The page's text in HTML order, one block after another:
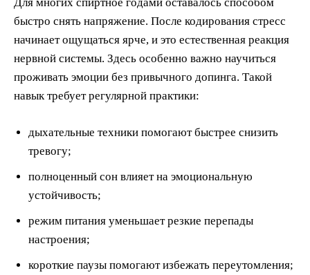
быстро снять напряжение. После кодирования стресс
начинает ощущаться ярче, и это естественная реакция
нервной системы. Здесь особенно важно научиться
проживать эмоции без привычного допинга. Такой
навык требует регулярной практики:
дыхательные техники помогают быстрее снизить
тревогу;
полноценный сон влияет на эмоциональную
устойчивость;
режим питания уменьшает резкие перепады
настроения;
короткие паузы помогают избежать переутомления;